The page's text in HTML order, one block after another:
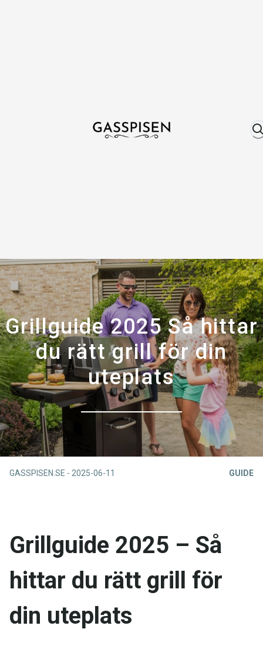
Grillguide 2025 Så hittar
du rätt grill för din
uteplats
GASSPISEN.SE - 2025-06-11 GUIDE
Grillguide 2025 – Så
hittar du rätt grill för
din uteplats